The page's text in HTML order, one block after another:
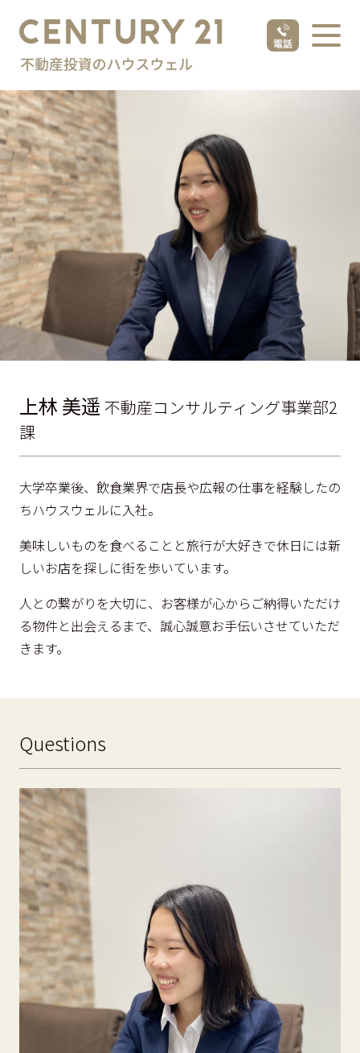
上林 美遥 不動産コンサルティング事業部2
課
大学卒業後、飲食業界で店長や広報の仕事を経験したの
ちハウスウェルに入社。
美味しいものを食べることと旅行が大好きで休日には新
しいお店を探しに街を歩いています。
人との繋がりを大切に、お客様が心からご納得いただけ
る物件と出会えるまで、誠心誠意お手伝いさせていただ
きます。
Questions